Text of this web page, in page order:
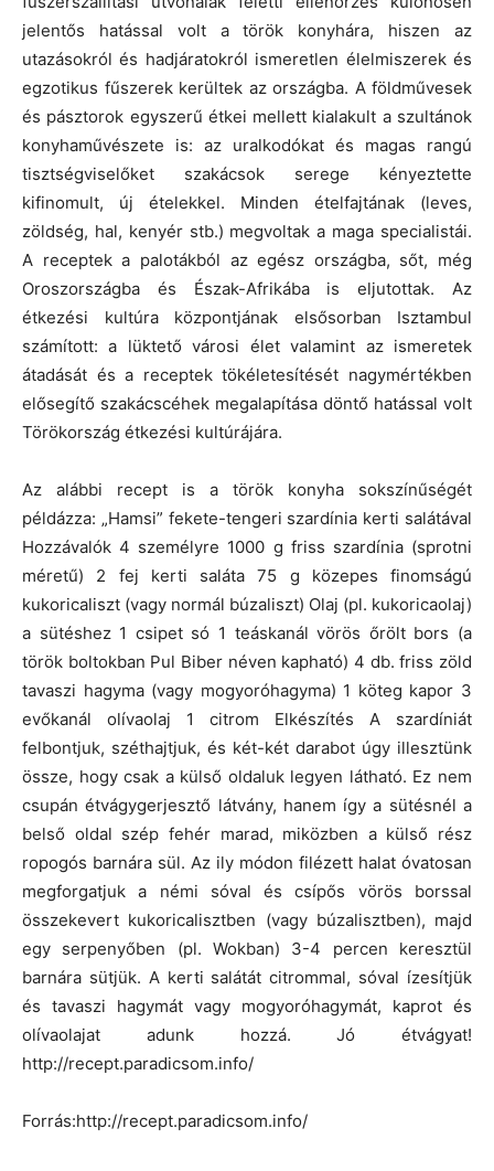
jelentős hatással volt a török konyhára, hiszen az
utazásokról és hadjáratokról ismeretlen élelmiszerek és
egzotikus fűszerek kerültek az országba. A földművesek
és pásztorok egyszerű étkei mellett kialakult a szultánok
konyhaművészete is: az uralkodókat és magas rangú
tisztségviselőket szakácsok serege kényeztette
kifinomult, új ételekkel. Minden ételfajtának (leves,
zöldség, hal, kenyér stb.) megvoltak a maga specialistái.
A receptek a palotákból az egész országba, sőt, még
Oroszországba és Észak-Afrikába is eljutottak. Az
étkezési kultúra központjának elsősorban Isztambul
számított: a lüktető városi élet valamint az ismeretek
átadását és a receptek tökéletesítését nagymértékben
elősegítő szakácscéhek megalapítása döntő hatással volt
Törökország étkezési kultúrájára.
Az alábbi recept is a török konyha sokszínűségét
példázza: „Hamsi” fekete-tengeri szardínia kerti salátával
Hozzávalók 4 személyre 1000 g friss szardínia (sprotni
méretű) 2 fej kerti saláta 75 g közepes finomságú
kukoricaliszt (vagy normál búzaliszt) Olaj (pl. kukoricaolaj)
a sütéshez 1 csipet só 1 teáskanál vörös őrölt bors (a
török boltokban Pul Biber néven kapható) 4 db. friss zöld
tavaszi hagyma (vagy mogyoróhagyma) 1 köteg kapor 3
evőkanál olívaolaj 1 citrom Elkészítés A szardíniát
felbontjuk, széthajtjuk, és két-két darabot úgy illesztünk
össze, hogy csak a külső oldaluk legyen látható. Ez nem
csupán étvágygerjesztő látvány, hanem így a sütésnél a
belső oldal szép fehér marad, miközben a külső rész
ropogós barnára sül. Az ily módon filézett halat óvatosan
megforgatjuk a némi sóval és csípős vörös borssal
összekevert kukoricalisztben (vagy búzalisztben), majd
egy serpenyőben (pl. Wokban) 3-4 percen keresztül
barnára sütjük. A kerti salátát citrommal, sóval ízesítjük
és tavaszi hagymát vagy mogyoróhagymát, kaprot és
olívaolajat adunk hozzá. Jó étvágyat!
http://recept.paradicsom.info/
Forrás:http://recept.paradicsom.info/